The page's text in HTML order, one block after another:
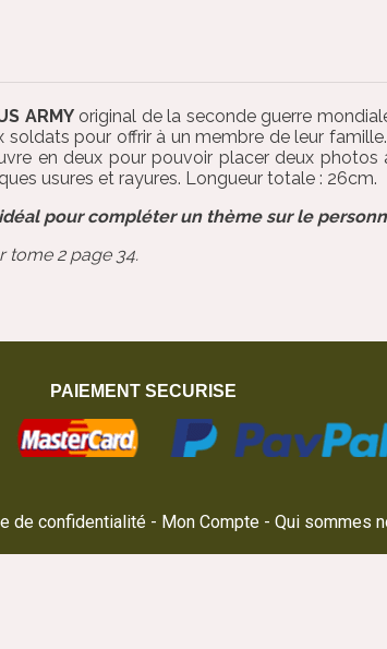
ARMY original de la seconde guerre
soldats pour offrir à un membre de leur
en deux pour pouvoir placer deux photos
usures et rayures. Longueur totale : 26cm.
pour compléter un thème sur le
tome 2 page 34.
PAIEMENT SECURISE
de confidentialité Mon Compte Qui sommes